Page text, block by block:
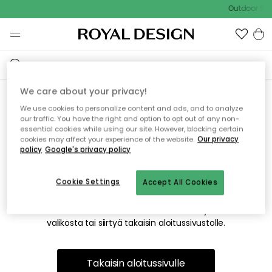
Outdoor
Emme valitettavasti löydä
etsimääsi sivua
Tämä voi johtua siitä, että sivua ei enää ole tai siitä, että se
on siirretty muualle. Pahoittelemme tästä mahdollisesti
valikosta tai siirtyä takaisin aloitussivustolle.
Takaisin aloitussivulle
We care about your privacy!
We use cookies to personalize content and ads, and to analyze
our traffic. You have the right and option to opt out of any non-
essential cookies while using our site. However, blocking certain
cookies may affect your experience of the website. Our privacy
policy Google's privacy policy
Accept All Cookies
Cookie Settings